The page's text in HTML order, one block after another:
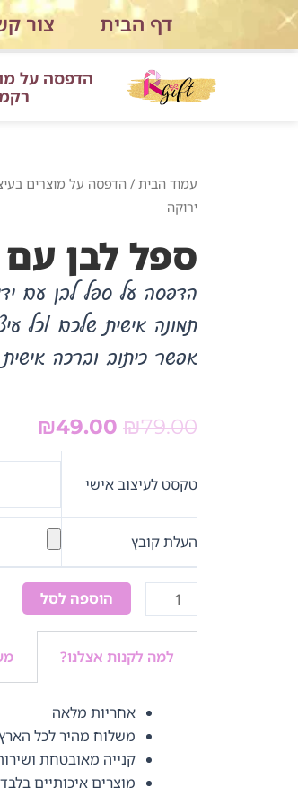
דילוג
לתוכן
דף הבית צור
הדפסה על
עמוד הבית /הדפסה על מוצרים
ירוקה
ספל לבן עם
הדפסה על ספל לבן עם
תמונה אישית שלכם /כל
אפשר כיתוב וברכה אישית
₪79.00
המחיר
המקורי
₪79.00.
₪49.00
טקסט לעיצוב אישי
העלת קובץ
של
לבן
עם
ידית
ירוקה
הוספה לסל
למה לקנות אצלנו?
אחריות מלאה
משלוח מהיר לכל הארץ עד 2-5
קנייה מאובטחת
מוצרים איכותיים בלבד